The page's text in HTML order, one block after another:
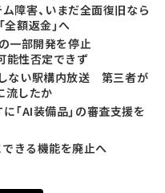
障害、いまだ全面復旧なら
額返金」へ
一部開発を停止
能性否定できず
しない駅構内放送 第三者が
流したか
「AI装備品」の審査支援を
きる機能を廃止へ